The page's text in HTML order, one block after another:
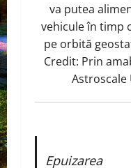
va putea
vehicule în timp
pe orbită
Credit: Prin
Astroscale
Epuizarea